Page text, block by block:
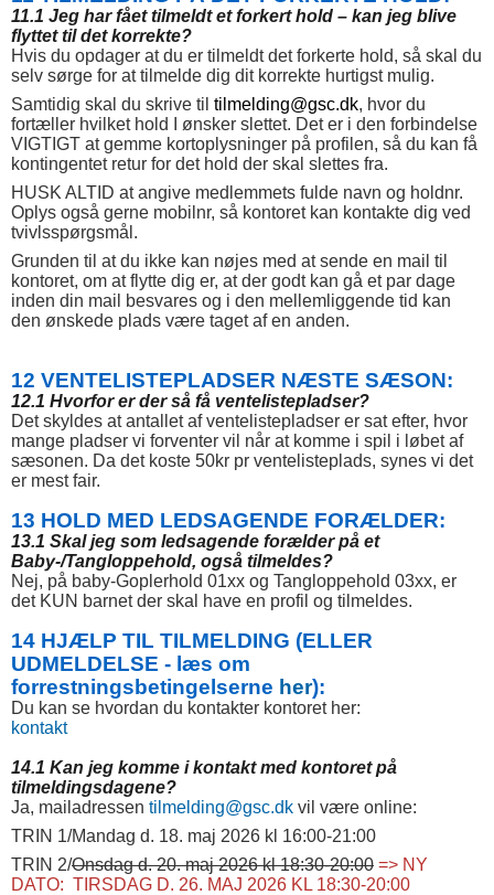
11.1 Jeg har fået tilmeldt et forkert hold – kan jeg blive
flyttet til det korrekte?
Hvis du opdager at du er tilmeldt det forkerte hold, så skal du
selv sørge for at tilmelde dig dit korrekte hurtigst mulig.
Samtidig skal du skrive til tilmelding@gsc.dk, hvor du
fortæller hvilket hold I ønsker slettet. Det er i den forbindelse
VIGTIGT at gemme kortoplysninger på profilen, så du kan få
kontingentet retur for det hold der skal slettes fra.
HUSK ALTID at angive medlemmets fulde navn og holdnr.
Oplys også gerne mobilnr, så kontoret kan kontakte dig ved
tvivlsspørgsmål.
Grunden til at du ikke kan nøjes med at sende en mail til
kontoret, om at flytte dig er, at der godt kan gå et par dage
inden din mail besvares og i den mellemliggende tid kan
den ønskede plads være taget af en anden.
12 VENTELISTEPLADSER NÆSTE SÆSON:
12.1 Hvorfor er der så få ventelistepladser?
Det skyldes at antallet af ventelistepladser er sat efter, hvor
mange pladser vi forventer vil når at komme i spil i løbet af
sæsonen. Da det koste 50kr pr ventelisteplads, synes vi det
er mest fair.
13 HOLD MED LEDSAGENDE FORÆLDER:
13.1 Skal jeg som ledsagende forælder på et
Baby-/Tangloppehold, også tilmeldes?
Nej, på baby-Goplerhold 01xx og Tangloppehold 03xx, er
det KUN barnet der skal have en profil og tilmeldes.
14 HJÆLP TIL TILMELDING (ELLER
UDMELDELSE - læs om
forrestningsbetingelserne her):
Du kan se hvordan du kontakter kontoret her:
kontakt
14.1 Kan jeg komme i kontakt med kontoret på
tilmeldingsdagene?
Ja, mailadressen tilmelding@gsc.dk vil være online:
TRIN 1/Mandag d. 18. maj 2026 kl 16:00-21:00
TRIN 2/Onsdag d. 20. maj 2026 kl 18:30-20:00 => NY
DATO: TIRSDAG D. 26. MAJ 2026 KL 18:30-20:00